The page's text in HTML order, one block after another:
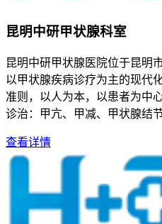
昆明中研甲状腺科室
昆明中研甲状腺医院位于昆明
以甲状腺疾病诊疗为主的现代
准则，以人为本，以患者为中
诊治：甲亢、甲减、甲状腺结
查看详情